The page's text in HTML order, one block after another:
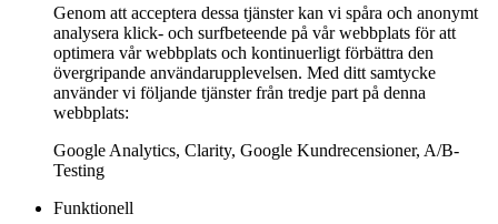
Genom att acceptera dessa tjänster kan vi spåra och anonymt
analysera klick- och surfbeteende på vår webbplats för att
optimera vår webbplats och kontinuerligt förbättra den
övergripande användarupplevelsen. Med ditt samtycke
använder vi följande tjänster från tredje part på denna
webbplats:
Google Analytics, Clarity, Google Kundrecensioner, A/B-
Testing
Funktionell